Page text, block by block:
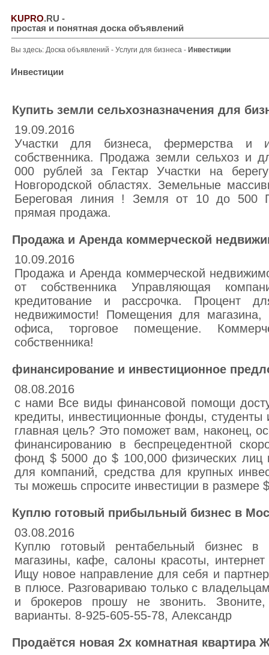
KUPRO.RU -
простая и понятная доска объявлений
Вы здесь: Доска объявлений - Услуги для бизнеса - Инвестиции
Инвестиции
Купить земли сельхозназначения для
19.09.2016
Участки для бизнеса, фермерства и
собственника. Продажа земли сельхоз и
000 рублей за Гектар Участки на
Новгородской областях. Земельные
Береговая линия ! Земля от 10 до 500
прямая продажа.
Продажа и Аренда коммерческой
10.09.2016
Продажа и Аренда коммерческой
от собственника Управляющая
кредитование и рассрочка. Процент
недвижимости! Помещения для магазина,
офиса, торговое помещение.
собственника!
финансирование и инвестиционное
08.08.2016
с нами Все виды финансовой помощи
кредиты, инвестиционные фонды, студенты
главная цель? Это поможет вам, наконец,
финансированию в беспрецедентной
фонд $ 5000 до $ 100,000 физических
для компаний, средства для крупных
ты можешь спросите инвестиции в размере
Куплю готовый прибыльный бизнес в
03.08.2016
Куплю готовый рентабельный бизнес в
магазины, кафе, салоны красоты, интернет
Ищу новое направление для себя и
в плюсе. Разговариваю только с
и брокеров прошу не звонить.
варианты. 8-925-605-55-78, Александр
Продаётся новая 2х комнатная квартира